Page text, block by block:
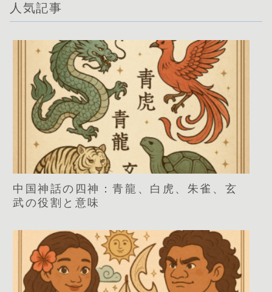
人気記事
中国神話の四神：青龍、白虎、朱雀、玄
武の役割と意味